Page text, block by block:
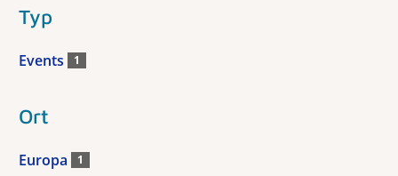
Typ
Events 1
Ort
Europa 1